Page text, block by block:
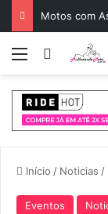
Motos com
Menu Entrar
Início / Noticias /
Eventos